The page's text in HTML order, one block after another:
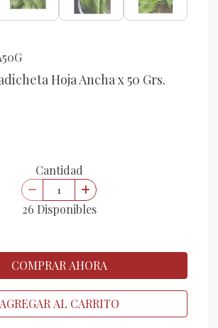
Hoja Ancha x 50 Grs.
Cantidad
26 Disponibles
COMPRAR AHORA
AGREGAR AL CARRITO